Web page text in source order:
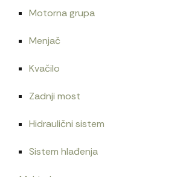
Motorna grupa
Menjač
Kvačilo
Zadnji most
Hidraulični sistem
Sistem hlađenja